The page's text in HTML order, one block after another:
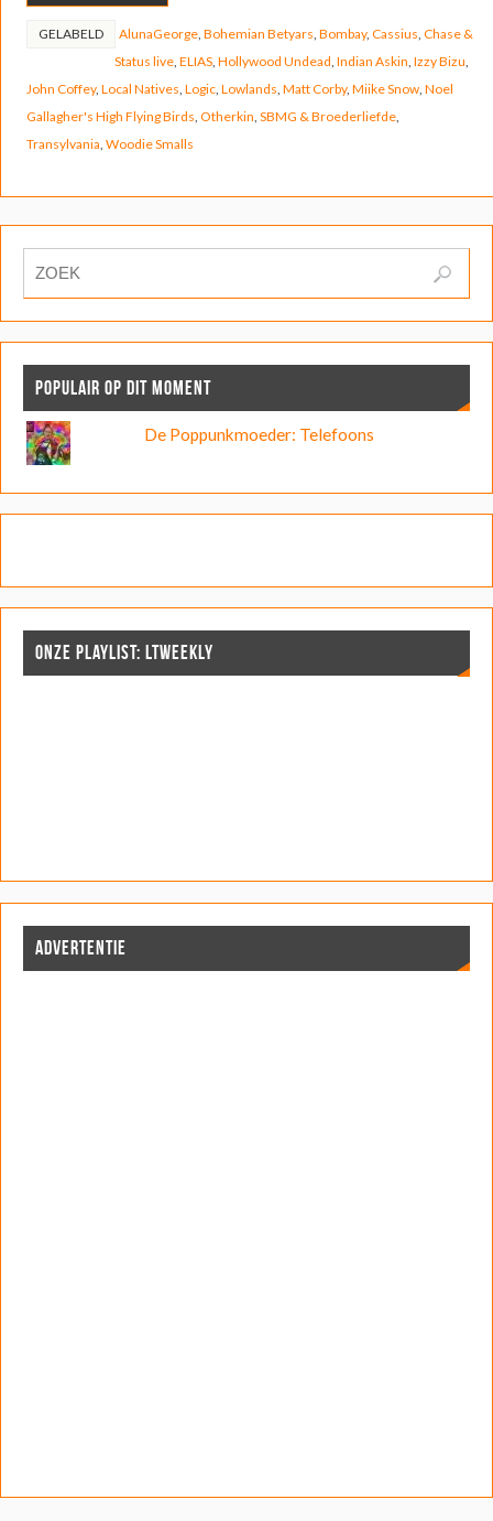
GELABELD AlunaGeorge, Bohemian Betyars Bombay, Cassius Chase &
Status live, ELIAS, Hollywood Undead Indian Askin Izzy Bizu
John Coffey, Local Natives Logic, Lowlands Matt Corby, Miike Snow, Noel
Gallagher's High Flying Birds Otherkin SBMG & Broederliefde,
Transylvania Woodie Smalls
POPULAIR OP DIT MOMENT
De Poppunkmoeder: Telefoons
ONZE PLAYLIST: LTWEEKLY
ADVERTENTIE